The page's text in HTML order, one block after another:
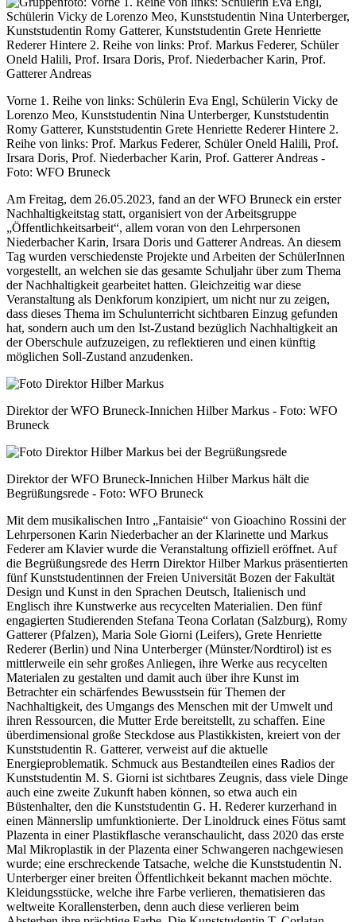
Vorne 1. Reihe von links: Schülerin Eva Engl, Schülerin Vicky de
Lorenzo Meo, Kunststudentin Nina Unterberger, Kunststudentin
Romy Gatterer, Kunststudentin Grete Henriette Rederer Hintere 2.
Reihe von links: Prof. Markus Federer, Schüler Oneld Halili, Prof.
Irsara Doris, Prof. Niederbacher Karin, Prof. Gatterer Andreas -
Foto: WFO Bruneck
Am Freitag, dem 26.05.2023, fand an der WFO Bruneck ein erster
Nachhaltigkeitstag statt, organisiert von der Arbeitsgruppe
„Öffentlichkeitsarbeit“, allem voran von den Lehrpersonen
Niederbacher Karin, Irsara Doris und Gatterer Andreas. An diesem
Tag wurden verschiedenste Projekte und Arbeiten der SchülerInnen
vorgestellt, an welchen sie das gesamte Schuljahr über zum Thema
der Nachhaltigkeit gearbeitet hatten. Gleichzeitig war diese
Veranstaltung als Denkforum konzipiert, um nicht nur zu zeigen,
dass dieses Thema im Schulunterricht sichtbaren Einzug gefunden
hat, sondern auch um den Ist-Zustand bezüglich Nachhaltigkeit an
der Oberschule aufzuzeigen, zu reflektieren und einen künftig
möglichen Soll-Zustand anzudenken.
Direktor der WFO Bruneck-Innichen Hilber Markus - Foto: WFO
Bruneck
Direktor der WFO Bruneck-Innichen Hilber Markus hält die
Begrüßungsrede - Foto: WFO Bruneck
Mit dem musikalischen Intro „Fantaisie“ von Gioachino Rossini der
Lehrpersonen Karin Niederbacher an der Klarinette und Markus
Federer am Klavier wurde die Veranstaltung offiziell eröffnet. Auf
die Begrüßungsrede des Herrn Direktor Hilber Markus präsentierten
fünf Kunststudentinnen der Freien Universität Bozen der Fakultät
Design und Kunst in den Sprachen Deutsch, Italienisch und
Englisch ihre Kunstwerke aus recycelten Materialien. Den fünf
engagierten Studierenden Stefana Teona Corlatan (Salzburg), Romy
Gatterer (Pfalzen), Maria Sole Giorni (Leifers), Grete Henriette
Rederer (Berlin) und Nina Unterberger (Münster/Nordtirol) ist es
mittlerweile ein sehr großes Anliegen, ihre Werke aus recycelten
Materialen zu gestalten und damit auch über ihre Kunst im
Betrachter ein schärfendes Bewusstsein für Themen der
Nachhaltigkeit, des Umgangs des Menschen mit der Umwelt und
ihren Ressourcen, die Mutter Erde bereitstellt, zu schaffen. Eine
überdimensional große Steckdose aus Plastikkisten, kreiert von der
Kunststudentin R. Gatterer, verweist auf die aktuelle
Energieproblematik. Schmuck aus Bestandteilen eines Radios der
Kunststudentin M. S. Giorni ist sichtbares Zeugnis, dass viele Dinge
auch eine zweite Zukunft haben können, so etwa auch ein
Büstenhalter, den die Kunststudentin G. H. Rederer kurzerhand in
einen Männerslip umfunktionierte. Der Linoldruck eines Fötus samt
Plazenta in einer Plastikflasche veranschaulicht, dass 2020 das erste
Mal Mikroplastik in der Plazenta einer Schwangeren nachgewiesen
wurde; eine erschreckende Tatsache, welche die Kunststudentin N.
Unterberger einer breiten Öffentlichkeit bekannt machen möchte.
Kleidungsstücke, welche ihre Farbe verlieren, thematisieren das
weltweite Korallensterben, denn auch diese verlieren beim